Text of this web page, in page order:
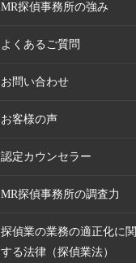
MR探偵事務所の強み
よくあるご質問
お問い合わせ
お客様の声
認定カウンセラー
MR探偵事務所の調査力
探偵業の業務の適正化に関
する法律（探偵業法）